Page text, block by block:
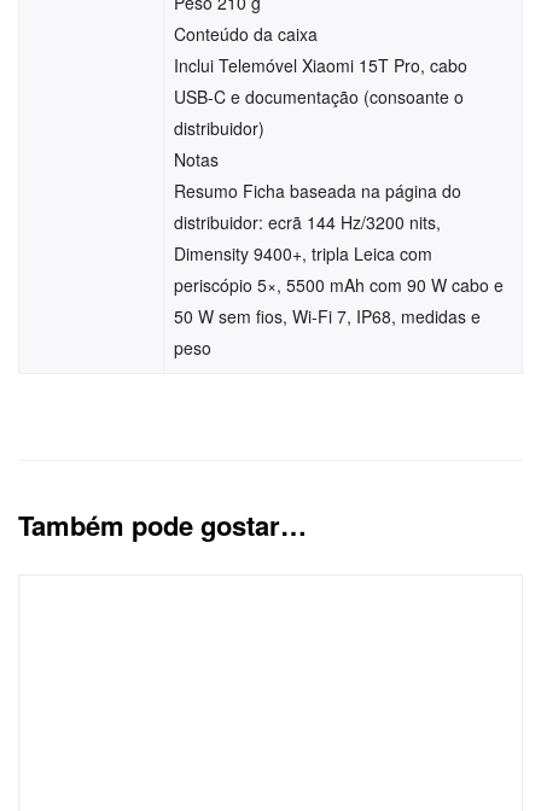
Conteúdo da caixa
Inclui Telemóvel Xiaomi 15T Pro, cabo
USB-C e documentação (consoante o
distribuidor)
Notas
Resumo Ficha baseada na página do
distribuidor: ecrã 144 Hz/3200 nits,
Dimensity 9400+, tripla Leica com
periscópio 5×, 5500 mAh com 90 W cabo e
50 W sem fios, Wi-Fi 7, IP68, medidas e
peso
Também pode gostar…